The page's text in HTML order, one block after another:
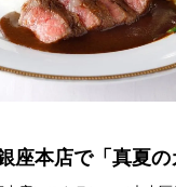
座本店で「真夏の